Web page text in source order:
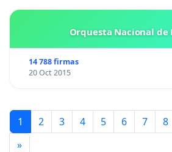
Orquesta Nacional de
14 788 firmas
20 Oct 2015
1 2 3 4 5 6 7 8
»